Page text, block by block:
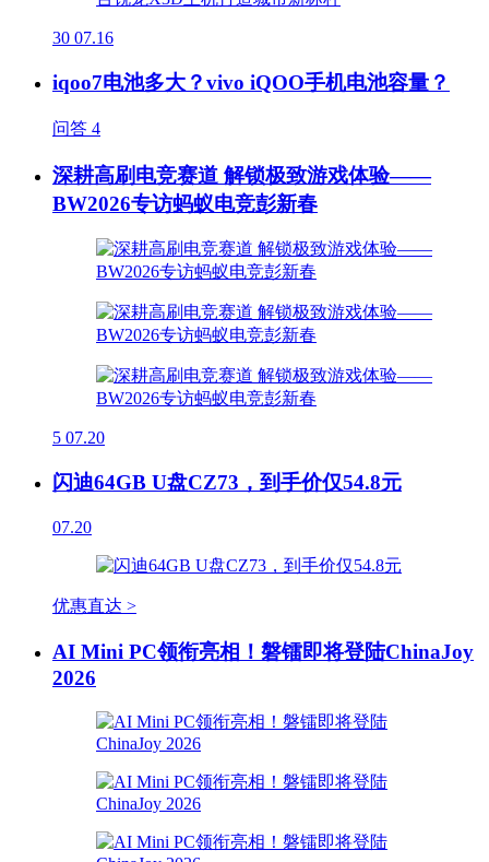
30 07.16
iqoo7电池多大？vivo iQOO手机电池容量？
问答 4
深耕高刷电竞赛道 解锁极致游戏体验——
BW2026专访蚂蚁电竞彭新春
5 07.20
闪迪64GB U盘CZ73，到手价仅54.8元
07.20
优惠直达 >
AI Mini PC领衔亮相！磐镭即将登陆ChinaJoy
2026